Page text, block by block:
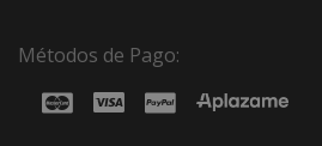
Métodos de Pago: